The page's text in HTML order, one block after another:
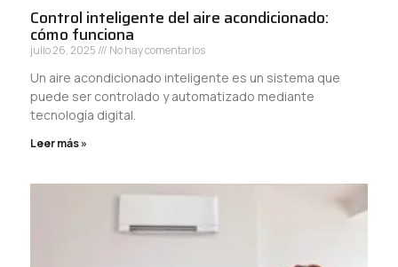
Control inteligente del aire acondicionado:
cómo funciona
julio 26, 2025 No hay comentarios
Un aire acondicionado inteligente es un sistema que
puede ser controlado y automatizado mediante
tecnología digital.
Leer más »